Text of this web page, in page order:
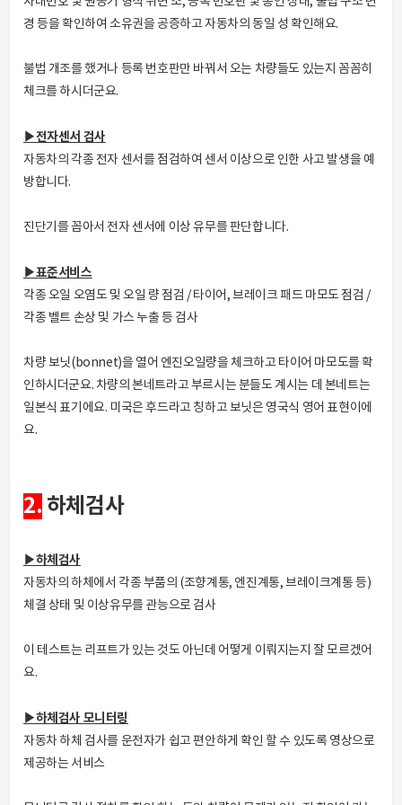
경 등을 확인하여 소유권을 공증하고 자동차의 동일 성 확인해요.
불법 개조를 했거나 등록 번호판만 바꿔서 오는 차량들도 있는지 꼼꼼히
체크를 하시더군요.
▶전자센서 검사
자동차의 각종 전자 센서를 점검하여 센서 이상으로 인한 사고 발생을 예
방합니다.
진단기를 꼽아서 전자 센서에 이상 유무를 판단합니다.
▶표준서비스
각종 오일 오염도 및 오일 량 점검 / 타이어, 브레이크 패드 마모도 점검 /
각종 벨트 손상 및 가스 누출 등 검사
차량 보닛(bonnet)을 열어 엔진오일량을 체크하고 타이어 마모도를 확
인하시더군요. 차량의 본네트라고 부르시는 분들도 계시는 데 본네트는
일본식 표기에요. 미국은 후드라고 칭하고 보닛은 영국식 영어 표현이에
요.
2. 하체검사
▶하체검사
자동차의 하체에서 각종 부품의 (조향계통, 엔진계통, 브레이크계통 등)
체결 상태 및 이상유무를 관능으로 검사
이 테스트는 리프트가 있는 것도 아닌데 어떻게 이뤄지는지 잘 모르겠어
요.
▶하체검사 모니터링
자동차 하체 검사를 운전자가 쉽고 편안하게 확인 할 수 있도록 영상으로
제공하는 서비스